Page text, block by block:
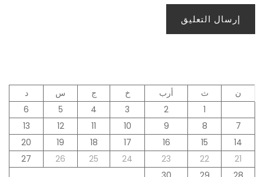
ن ث أرب خ ج س
د
1
2
3
4
5
6
7
8
9
10
11
12
13
14
15
16
17
18
19
20
21
22
23
24
25
26
27